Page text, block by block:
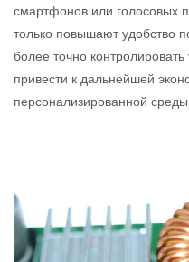
смартфонов или голосовых
только повышают удобство
более точно
привести к дальнейшей
персонализированной